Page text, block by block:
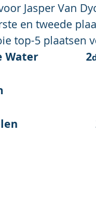
Jasper Van
en tweede
top-5 plaatsen
2